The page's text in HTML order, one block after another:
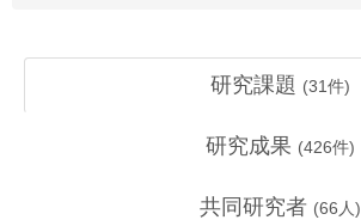
研究課題 (31件)
研究成果 (426件)
共同研究者 (66 人)